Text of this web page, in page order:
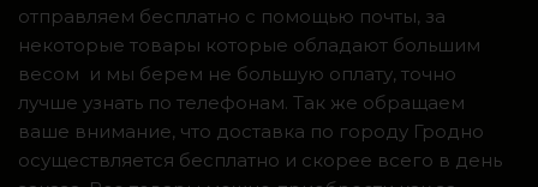
отправляем бесплатно с помощью почты, за
некоторые товары которые обладают большим
весом и мы берем не большую оплату, точно
лучше узнать по телефонам. Так же обращаем
ваше внимание, что доставка по городу Гродно
осуществляется бесплатно и скорее всего в день